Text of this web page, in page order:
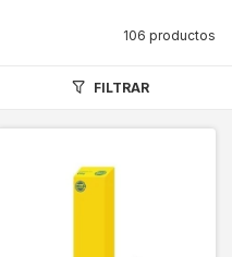
106 productos
FILTRAR